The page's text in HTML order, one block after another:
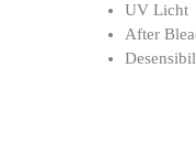
UV Licht
After